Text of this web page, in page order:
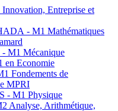
Entreprise et
- M1 Mathématiques
M1 Mécanique
en Economie
Fondements de
MPRI
- M1 Physique
Analyse, Arithmétique,